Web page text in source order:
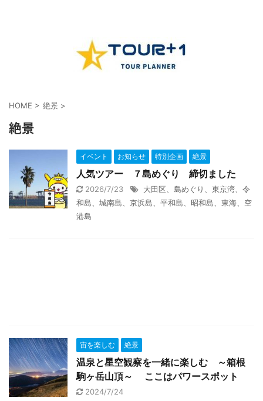
HOME > 絶景 >
絶景
イベント お知らせ 特別企画 絶景
人気ツアー ７島めぐり 締切ました
2026/7/23
大田区、島めぐり、東京湾、令
和島、城南島、京浜島、平和島、昭和島、東海、空
港島
宙を楽しむ 絶景
温泉と星空観察を一緒に楽しむ ～箱根
駒ヶ岳山頂～ ここはパワースポット
2024/7/24